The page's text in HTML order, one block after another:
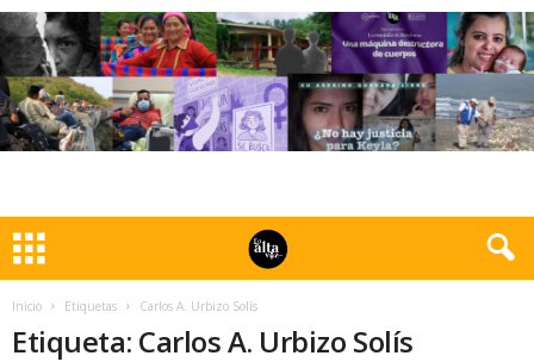
Inicio Etiquetas Carlos A. Urbizo Solís
Etiqueta: Carlos A. Urbizo Solís